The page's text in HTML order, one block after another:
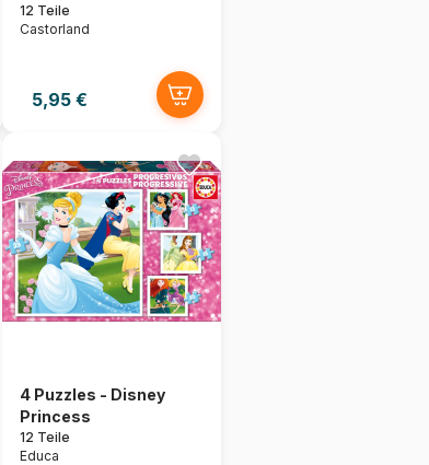
12 Teile
Castorland
5,95 €
4 Puzzles - Disney
Princess
12 Teile
Educa